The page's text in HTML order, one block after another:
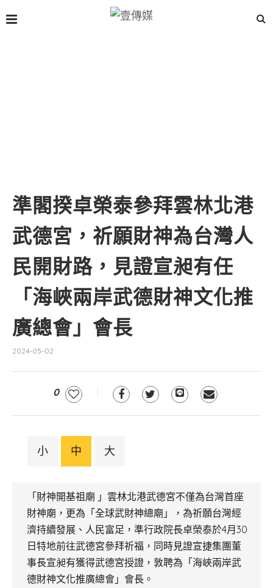
準閣揆卓榮泰參拜雲林北港
武德宮，祈願財神為台灣人
民開財路，見證宣昶有任
「海峽兩岸武德財神文化推
廣總會」會長
2024-05-02
0
小 中 大
「財神開基祖廟 」雲林北港武德宮不僅為台灣首座
財神廟，更為「全球武財神總廟」，為祈願台灣經
濟持續發展、人民富足，準行政院長卓榮泰於4月30
日特地前往武德宮參拜祈福，同時見證宣捷集團董
事長宣昶有獲得武德宮授證，敦聘為「海峽兩岸武
德財神文化推廣總會」會長。